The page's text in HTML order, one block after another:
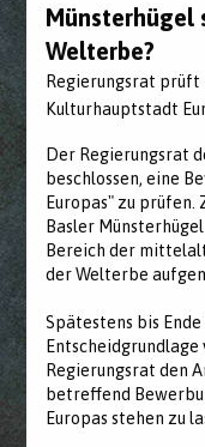
Münsterhügel
Welterbe?
Regierungsrat prüft
Kulturhauptstadt
Der Regierungsrat
beschlossen, eine
Europas" zu
Basler
Bereich der
der Welterbe
Spätestens bis
Regierungsrat den
betreffend
Europas stehen zu